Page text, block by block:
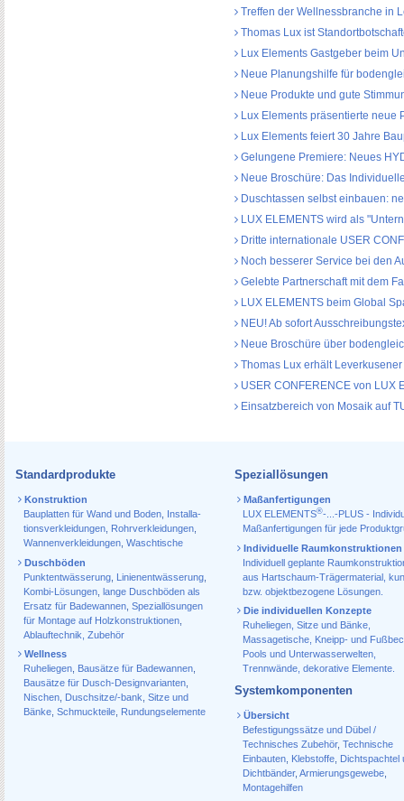
Treffen der Wellnessbranche in
Thomas Lux ist
Lux Elements Gastgeber beim
Neue Planungshilfe für
Neue Produkte und gute
Lux Elements präsentierte neue
Lux Elements feiert 30 Jahre
Gelungene Premiere: Neues
Neue Broschüre: Das
Duschtassen selbst einbauen:
LUX ELEMENTS wird als
Dritte internationale USER
Noch besserer Service bei den
Gelebte Partnerschaft mit dem
LUX ELEMENTS beim Global
NEU! Ab sofort
Neue Broschüre über
Thomas Lux erhält
USER CONFERENCE von LUX
Einsatzbereich von Mosaik auf
Standardprodukte
Konstruktion
Bauplatten für Wand und Boden Installa­
tions­verkleidungen Rohr­verkleidungen
Wannen­verkleidungen Waschtische
Duschböden
Punktentwässerung Linienentwässerung
Kombi-Lösungen lange Duschböden als
Ersatz für Badewannen Speziallösungen
für Montage auf Holzkonstruktionen
Ablauf­technik, Zubehör
Wellness
Ruheliegen
Bausätze für Badewannen
Bausätze für Dusch-Designvarianten
Nischen
Duschsitze/-bank Sitze und
Bänke Schmuckteile Rundungselemente
Speziallösungen
Maßanfertigungen
LUX ELEMENTS®-...-PLUS -
Maßanfertigungen für jede
Individuelle Raumkonstruktionen
Individuell geplante
aus Hartschaum-Trägermaterial,
bzw. objektbezogene Lösungen.
Die individuellen Konzepte
Ruheliegen, Sitze und Bänke,
Massagetische, Kneipp- und
Pools und Unterwasserwelten,
Trennwände, dekorative Elemente.
Systemkomponenten
Übersicht
Befestigungssätze und Dübel /
Technisches Zubehör, Technische
Einbauten, Klebstoffe,
Dichtspachtel
Dichtbänder, Armierungsgewebe,
Montagehilfen